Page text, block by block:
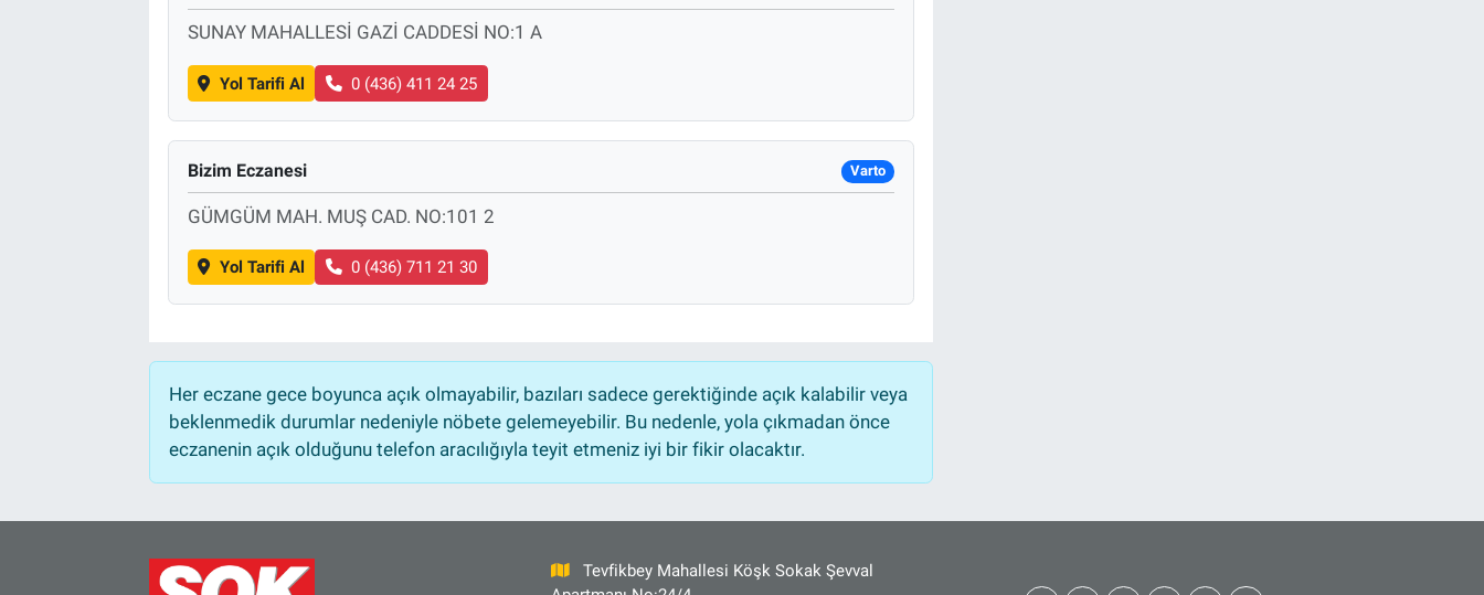
SUNAY MAHALLESİ GAZİ CADDESİ NO:1 A
Yol Tarifi Al 0 (436) 411 24 25
Bizim Eczanesi Varto
GÜMGÜM MAH. MUŞ CAD. NO:101 2
Yol Tarifi Al 0 (436) 711 21 30
Her eczane gece boyunca açık olmayabilir, bazıları sadece gerektiğinde açık kalabilir veya
beklenmedik durumlar nedeniyle nöbete gelemeyebilir. Bu nedenle, yola çıkmadan önce
eczanenin açık olduğunu telefon aracılığıyla teyit etmeniz iyi bir fikir olacaktır.
Tevfikbey Mahallesi Köşk Sokak Şevval